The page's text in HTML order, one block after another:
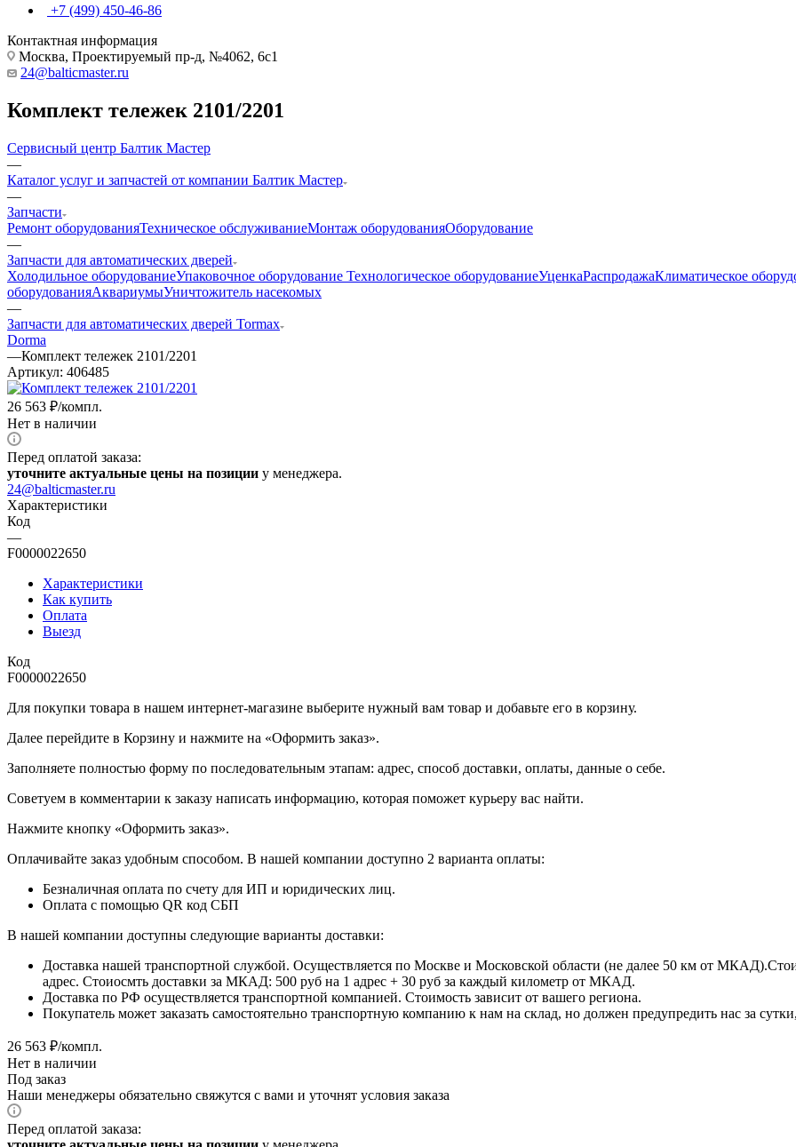
+7 (499) 450-46-86
Контактная информация
Москва, Проектируемый пр-д, №4062, 6с1
24@balticmaster.ru
Комплект тележек 2101/2201
Сервисный центр Балтик Мастер
—
Каталог услуг и запчастей от компании Балтик Мастер
—
Запчасти
Ремонт оборудованияТехническое обслуживаниеМонтаж оборудованияОборудование
—
Запчасти для автоматических дверей
Холодильное оборудованиеУпаковочное оборудование Технологическое оборудованиеУценкаРаспродажаКлиматическое
оборудованияАквариумыУничтожитель насекомых
—
Запчасти для автоматических дверей Tormax
Dorma
—Комплект тележек 2101/2201
Артикул: 406485
26 563 ₽/компл.
Нет в наличии
Перед оплатой заказа:
уточните актуальные цены на позиции у менеджера.
24@balticmaster.ru
Характеристики
Код
—
F0000022650
Характеристики
Как купить
Оплата
Выезд
Код
F0000022650
Для покупки товара в нашем интернет-магазине выберите нужный вам товар и добавьте его в корзину.
Далее перейдите в Корзину и нажмите на «Оформить заказ».
​​​​​​​Заполняете полностью форму по последовательным этапам: адрес, способ доставки, оплаты, данные о себе.
​​​​​​​Советуем в комментарии к заказу написать информацию, которая поможет курьеру вас найти.
​​​​​​​Нажмите кнопку «Оформить заказ».
Оплачивайте заказ удобным способом. В нашей компании доступно 2 варианта оплаты:
Безналичная оплата по счету для ИП и юридических лиц.
Оплата с помощью QR код СБП
В нашей компании доступны следующие варианты доставки:
Доставка нашей транспортной службой. Осуществляется по Москве и Московской области (не далее 50 км от
адрес. Стоиосмть доставки за МКАД: 500 руб на 1 адрес + 30 руб за каждый километр от МКАД.
Доставка по РФ осуществляется транспортной компанией. Стоимость зависит от вашего региона.
Покупатель может заказать самостоятельно транспортную компанию к нам на склад, но должен предупредить нас за
26 563 ₽/компл.
Нет в наличии
Под заказ
Наши менеджеры обязательно свяжутся с вами и уточнят условия заказа
Перед оплатой заказа: